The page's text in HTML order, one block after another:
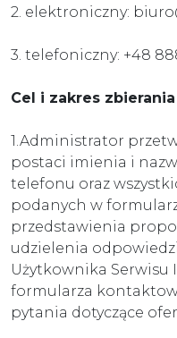
2. elektroniczny:
3. telefoniczny: +48
Cel i zakres
1.Administrator
postaci imienia i
telefonu oraz
podanych w
przedstawienia
udzielenia
Użytkownika
formularza
pytania dotyczące